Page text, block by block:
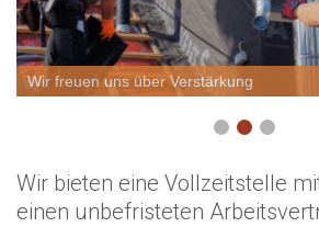
Wir freuen uns über Verstärkung
Wir bieten eine Vollzeitstelle
einen unbefristeten